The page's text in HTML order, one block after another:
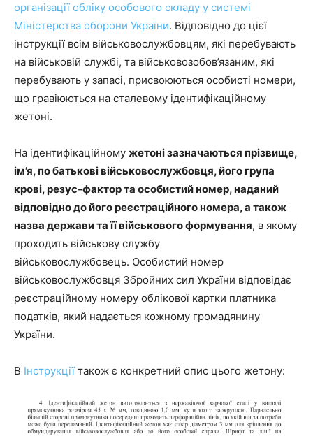
організації обліку особового складу у системі
Міністерства оборони України. Відповідно до цієї
інструкції всім військовослужбовцям, які перебувають
на військовій службі, та військовозобов’язаним, які
перебувають у запасі, присвоюються особисті номери,
що гравіюються на сталевому ідентифікаційному
жетоні.
На ідентифікаційному жетоні зазначаються прізвище,
ім’я, по батькові військовослужбовця, його група
крові, резус-фактор та особистий номер, наданий
відповідно до його реєстраційного номера, а також
назва держави та її військового формування, в якому
проходить військову службу
військовослужбовець. Особистий номер
військовослужбовця Збройних сил України відповідає
реєстраційному номеру облікової картки платника
податків, який надається кожному громадянину
України.
В Інструкції також є конкретний опис цього жетону: